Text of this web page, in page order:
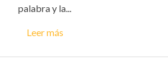
palabra y la...
Leer más